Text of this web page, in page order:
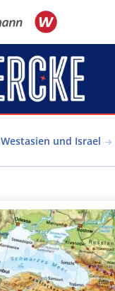
Westasien und Israel